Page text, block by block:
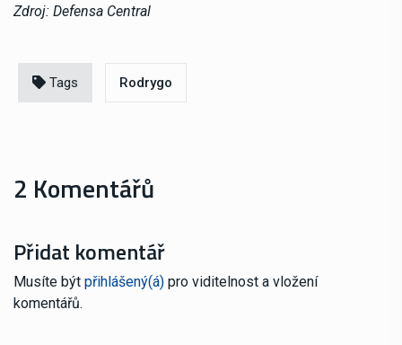
Zdroj: Defensa Central
Tags Rodrygo
2 Komentářů
Přidat komentář
Musíte být přihlášený(á) pro viditelnost a vložení
komentářů.